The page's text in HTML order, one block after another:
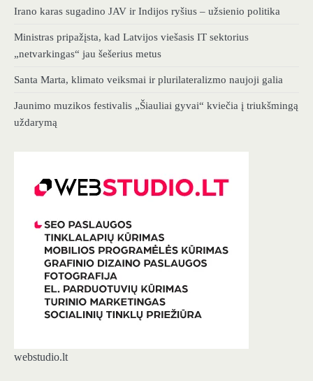
Irano karas sugadino JAV ir Indijos ryšius – užsienio politika
Ministras pripažįsta, kad Latvijos viešasis IT sektorius
„netvarkingas“ jau šešerius metus
Santa Marta, klimato veiksmai ir plurilateralizmo naujoji galia
Jaunimo muzikos festivalis „Šiauliai gyvai“ kviečia į triukšmingą
uždarymą
webstudio.lt